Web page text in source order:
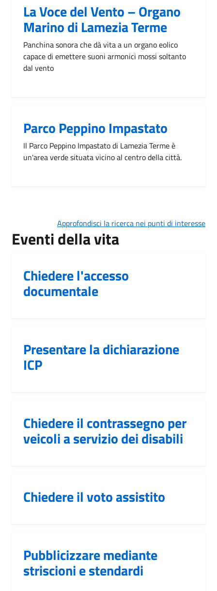
La Voce del Vento – Organo
Marino di Lamezia Terme
Panchina sonora che dà vita a un organo eolico
capace di emettere suoni armonici mossi soltanto
dal vento
Parco Peppino Impastato
Il Parco Peppino Impastato di Lamezia Terme è
un'area verde situata vicino al centro della città.
Approfondisci la ricerca nei punti di interesse
Eventi della vita
Chiedere l'accesso
documentale
Presentare la dichiarazione
ICP
Chiedere il contrassegno per
veicoli a servizio dei disabili
Chiedere il voto assistito
Pubblicizzare mediante
striscioni e stendardi